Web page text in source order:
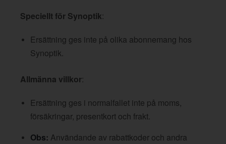
Speciellt för Synoptik:
Ersättning ges inte på olika abonnemang hos
Synoptik.
Allmänna villkor:
Ersättning ges i normalfallet inte på moms,
försäkringar, presentkort och frakt.
Obs: Användande av rabattkoder och andra